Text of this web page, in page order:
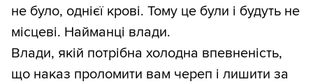
не було, однієї крові. Тому це були і будуть не
місцеві. Найманці влади.
Влади, якій потрібна холодна впевненість,
що наказ проломити вам череп і лишити за